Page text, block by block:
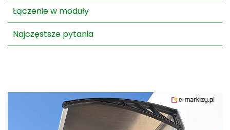
łączenie
dowolnej
ilości)
Łączenie w moduły
Najczęstsze pytania